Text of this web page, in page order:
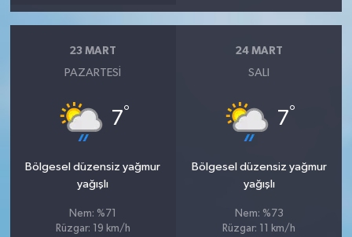
23 MART
PAZARTESI
7°
Bölgesel düzensiz yağmur
yağışlı
Nem: %71
Rüzgar: 19 km/h
24 MART
SALI
7°
Bölgesel düzensiz yağmur
yağışlı
Nem: %73
Rüzgar: 11 km/h